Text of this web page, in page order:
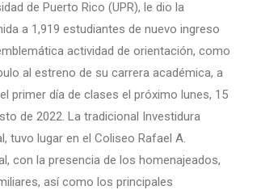
de Puerto Rico (UPR), le dio la
a 1,919 estudiantes de nuevo ingreso
actividad de orientación, como
al estreno de su carrera académica, a
primer día de clases el próximo lunes, 15
de 2022. La tradicional Investidura
tuvo lugar en el Coliseo Rafael A.
con la presencia de los homenajeados,
así como los principales